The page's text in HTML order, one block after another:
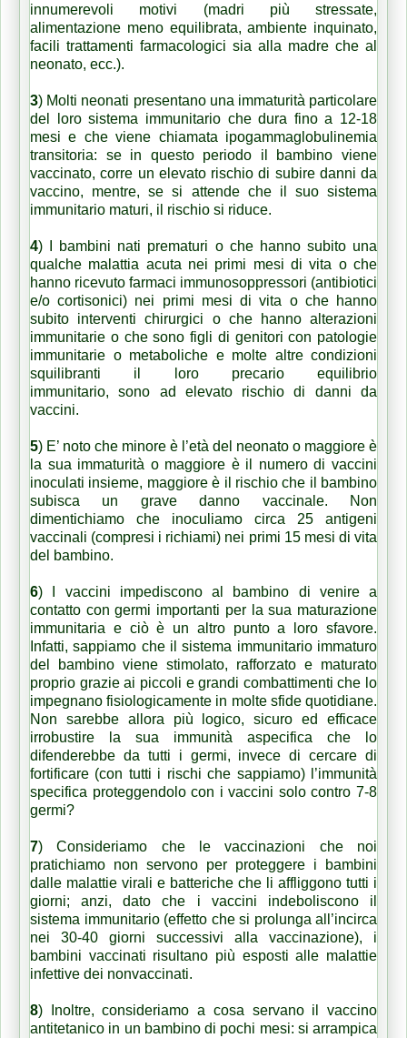
innumerevoli motivi (madri più stressate,
alimentazione meno equilibrata, ambiente inquinato,
facili trattamenti farmacologici sia alla madre che al
neonato, ecc.).
3) Molti neonati presentano una immaturità particolare
del loro sistema immunitario che dura fino a 12-18
mesi e che viene chiamata ipogammaglobulinemia
transitoria: se in questo periodo il bambino viene
vaccinato, corre un elevato rischio di subire danni da
vaccino, mentre, se si attende che il suo sistema
immunitario maturi, il rischio si riduce.
4) I bambini nati prematuri o che hanno subito una
qualche malattia acuta nei primi mesi di vita o che
hanno ricevuto farmaci immunosoppressori (antibiotici
e/o cortisonici) nei primi mesi di vita o che hanno
subito interventi chirurgici o che hanno alterazioni
immunitarie o che sono figli di genitori con patologie
immunitarie o metaboliche e molte altre condizioni
squilibranti il loro precario equilibrio
immunitario,sono ad elevato rischio di danni da
vaccini.
5) E’ noto che minore è l’età del neonato o maggiore è
la sua immaturità o maggiore è il numero di vaccini
inoculati insieme, maggiore è il rischio che il bambino
subisca un grave danno vaccinale. Non
dimentichiamo che inoculiamo circa 25 antigeni
vaccinali (compresi i richiami) nei primi 15 mesi di vita
del bambino.
6)
I vaccini impediscono al bambino di venire a
contatto con germi importanti per la sua maturazione
immunitaria e ciò è un altro punto a loro sfavore.
Infatti, sappiamo che il sistema immunitario immaturo
del bambino viene stimolato, rafforzato e maturato
proprio grazie ai piccoli e grandi combattimenti che lo
impegnano fisiologicamente in molte sfide quotidiane.
Non sarebbe allora più logico, sicuro ed efficace
irrobustire la sua immunità aspecifica che lo
difenderebbe da tutti i germi, invece di cercare di
fortificare (con tutti i rischi che sappiamo) l’immunità
specifica proteggendolo con i vaccini solo contro 7-8
germi?
7) Consideriamo che le vaccinazioni che noi
pratichiamo non servono per proteggere i bambini
dalle malattie virali e batteriche che li affliggono tutti i
giorni; anzi, dato che i vaccini indeboliscono il
sistema immunitario (effetto che si prolunga all’incirca
nei 30-40 giorni successivi alla vaccinazione), i
bambini vaccinati risultano più esposti alle malattie
infettive dei nonvaccinati.
8) Inoltre,consideriamo a cosa servano il vaccino
antitetanico in un bambino di pochi mesi: si arrampica